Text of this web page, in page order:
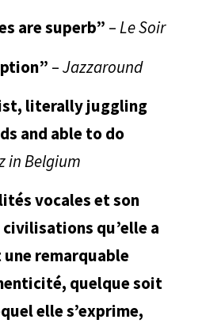
are superb” –Le Soir
–Jazzaround
literally juggling
and able to do
in Belgium
vocales et son
qu’elle a
remarquable
quelque soit
elle s’exprime,